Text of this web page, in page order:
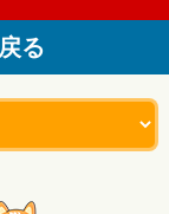
る